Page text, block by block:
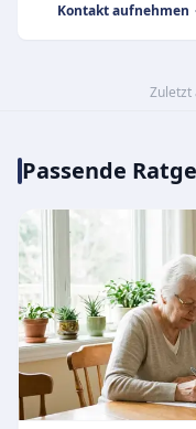
Kontakt aufnehmen
Zuletzt
Passende